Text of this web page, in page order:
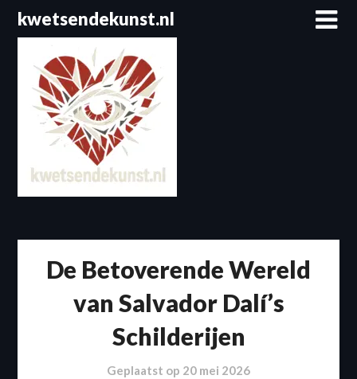
Spring
naar
inhoud
kwetsendekunst.nl
De Betoverende Wereld
van Salvador Dalí’s
Schilderijen
Geplaatst op 20 mei 2026